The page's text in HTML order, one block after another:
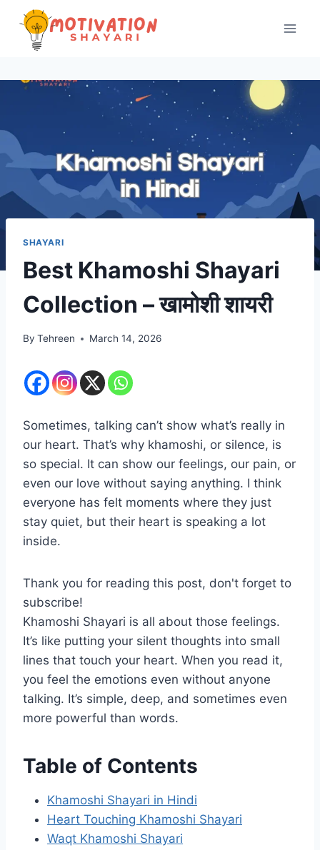
content
SHAYARI
Best Khamoshi Shayari
Collection – ​खामोशी शायरी
By Tehreen March 14, 2026
Sometimes, talking can’t show what’s really in
our heart. That’s why khamoshi, or silence, is
so special. It can show our feelings, our pain, or
even our love without saying anything. I think
everyone has felt moments where they just
stay quiet, but their heart is speaking a lot
inside.
Thank you for reading this post, don't forget to
subscribe!
Khamoshi Shayari is all about those feelings.
It’s like putting your silent thoughts into small
lines that touch your heart. When you read it,
you feel the emotions even without anyone
talking. It’s simple, deep, and sometimes even
more powerful than words.
Table of Contents
Khamoshi Shayari​ in Hindi
Heart Touching Khamoshi Shayari
Waqt Khamoshi Shayari​